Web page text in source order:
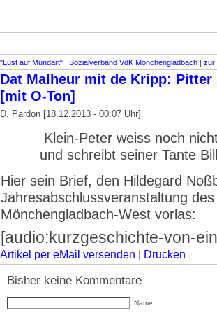
"Lust auf Mundart" | Sozialverband VdK Mönchengladbach | zur
Dat Malheur mit de Kripp:
[mit O-Ton]
D. Pardon [18.12.2013 - 00:07 Uhr]
Klein-Peter weiss noch
und schreibt seiner Tante
Hier sein Brief, den Hildegard
Jahresabschlussveranstaltung
Mönchengladbach-West vorlas:
[audio:kurzgeschichte-von-
Artikel per eMail versenden Drucken
Bisher keine Kommentare
Name